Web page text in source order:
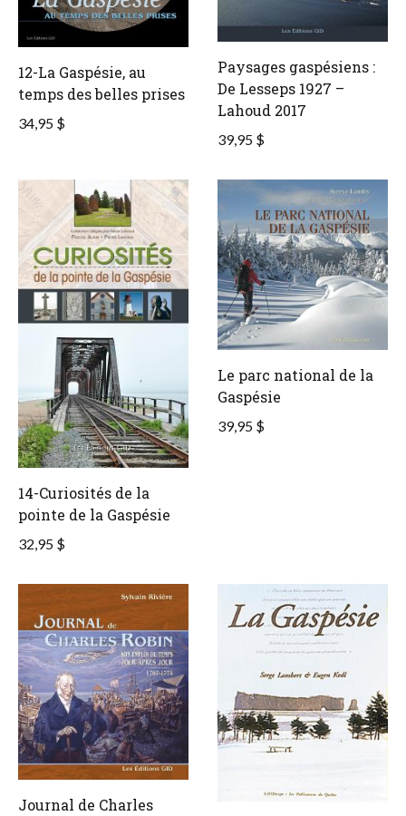
12-La Gaspésie, au
temps des belles prises
34,95 $
Paysages gaspésiens :
De Lesseps 1927 –
Lahoud 2017
39,95 $
14-Curiosités de la
pointe de la Gaspésie
32,95 $
Le parc national de la
Gaspésie
39,95 $
Journal de Charles